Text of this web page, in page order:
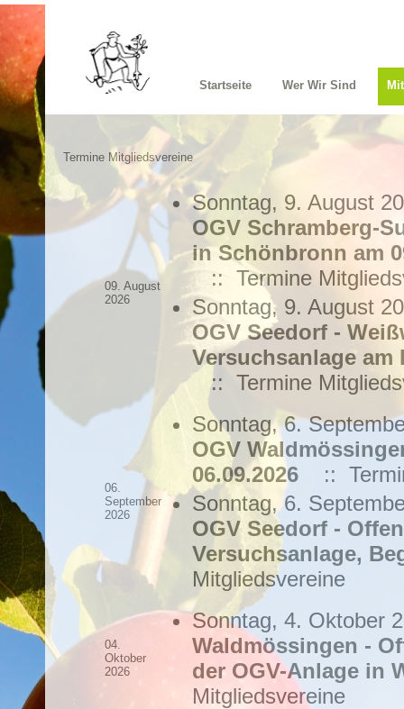
Startseite Wer Wir Sind
Termine Mitgliedsvereine
09. August
2026
Sonntag, 9. August
OGV Schramberg-
in Schönbronn am
:: Termine
Sonntag, 9. August
OGV Seedorf -
Versuchsanlage am
:: Termine
06.
September
2026
Sonntag, 6.
OGV
06.09.2026
::
Sonntag, 6.
OGV Seedorf -
Versuchsanlage,
Mitgliedsvereine
04.
Oktober
2026
Sonntag, 4. Oktober
Waldmössingen -
der OGV-Anlage in
Mitgliedsvereine